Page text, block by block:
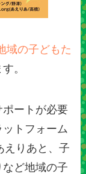
域の子どもた
。
ポートが必要
トフォーム
えりあと、子
ど地域の子